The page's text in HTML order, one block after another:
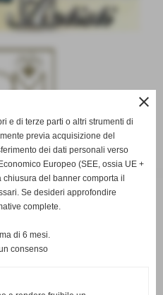
close
e di terze parti o altri strumenti di
previa acquisizione del
dei dati personali verso
Europeo (SEE, ossia UE +
del banner comporta il
Se desideri approfondire
complete.
di 6 mesi.
consenso